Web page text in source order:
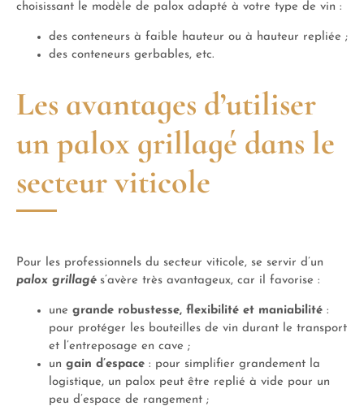
choisissant le modèle de palox adapté à votre type de vin :
des conteneurs à faible hauteur ou à hauteur repliée ;
des conteneurs gerbables, etc.
Les avantages d’utiliser
un palox grillagé dans le
secteur viticole
Pour les professionnels du secteur viticole, se servir d’un
palox grillagés’avère très avantageux, car il favorise :
une grande robustesse, flexibilité et maniabilité :
pour protéger les bouteilles de vin durant le transport
et l’entreposage en cave ;
un gain d’espace : pour simplifier grandement la
logistique, un palox peut être replié à vide pour un
peu d’espace de rangement ;